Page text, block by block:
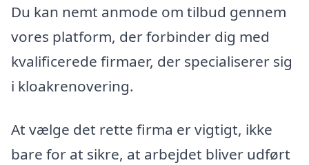
Du kan nemt anmode om tilbud gennem
vores platform, der forbinder dig med
kvalificerede firmaer, der specialiserer sig
i kloakrenovering.
At vælge det rette firma er vigtigt, ikke
bare for at sikre, at arbejdet bliver udført